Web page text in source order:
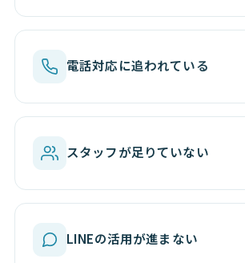
電話対応に追われている
スタッフが足りていない
LINEの活用が進まない